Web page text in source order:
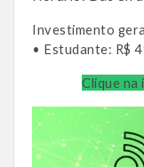
Investimento
• Estudante: R$
Clique na